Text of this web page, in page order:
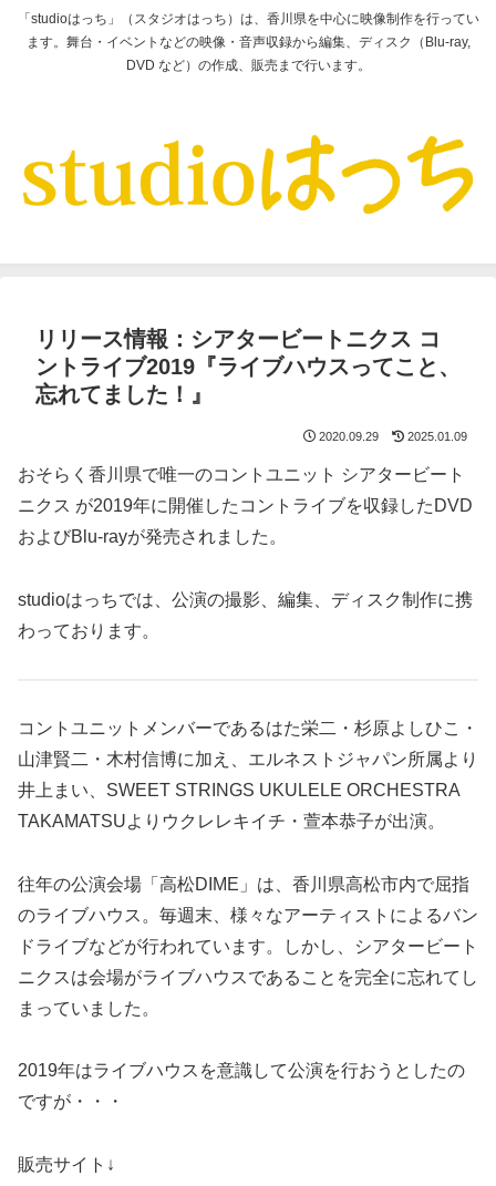
「studioはっち」（スタジオはっち）は、香川県を中心に映像制作を行ってい
ます。舞台・イベントなどの映像・音声収録から編集、ディスク（Blu-ray,
DVD など）の作成、販売まで行います。
リリース情報：シアタービートニクス コ
ントライブ2019『ライブハウスってこと、
忘れてました！』
2020.09.29 2025.01.09
おそらく香川県で唯一のコントユニット シアタービート
ニクス が2019年に開催したコントライブを収録したDVD
およびBlu-rayが発売されました。
studioはっちでは、公演の撮影、編集、ディスク制作に携
わっております。
コントユニットメンバーであるはた栄二・杉原よしひこ・
山津賢二・木村信博に加え、エルネストジャパン所属より
井上まい、SWEET STRINGS UKULELE ORCHESTRA
TAKAMATSUよりウクレレキイチ・萱本恭子が出演。
往年の公演会場「高松DIME」は、香川県高松市内で屈指
のライブハウス。毎週末、様々なアーティストによるバン
ドライブなどが行われています。しかし、シアタービート
ニクスは会場がライブハウスであることを完全に忘れてし
まっていました。
2019年はライブハウスを意識して公演を行おうとしたの
ですが・・・
販売サイト↓